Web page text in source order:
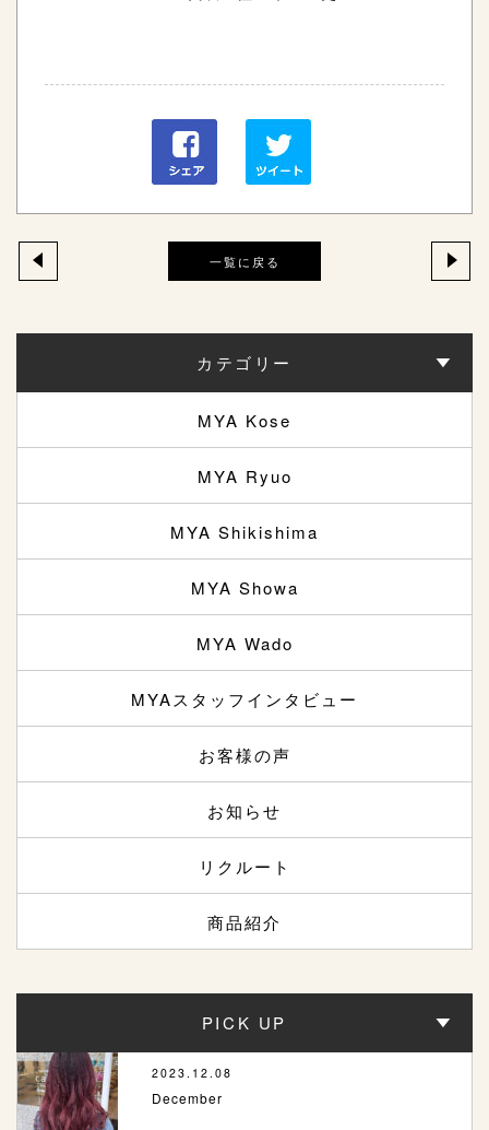
一覧に戻る
カテゴリー
MYA Kose
MYA Ryuo
MYA Shikishima
MYA Showa
MYA Wado
MYAスタッフインタビュー
お客様の声
お知らせ
リクルート
商品紹介
PICK UP
2023.12.08
December